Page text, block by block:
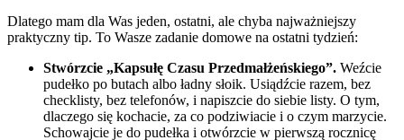
Dlatego mam dla Was jeden, ostatni, ale chyba najważniejszy
praktyczny tip. To Wasze zadanie domowe na ostatni tydzień:
Stwórzcie „Kapsułę Czasu Przedmałżeńskiego”. Weźcie
pudełko po butach albo ładny słoik. Usiądźcie razem, bez
checklisty, bez telefonów, i napiszcie do siebie listy. O tym,
dlaczego się kochacie, za co podziwiacie i o czym marzycie.
Schowajcie je do pudełka i otwórzcie w pierwszą rocznicę